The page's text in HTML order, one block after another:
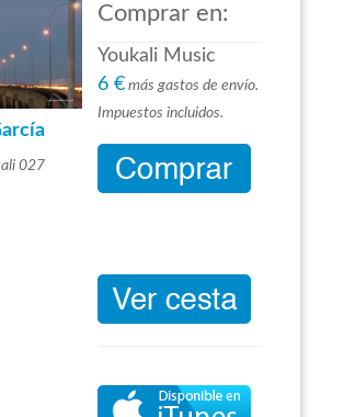
027
Comprar en:
Youkali Music
6 € más gastos de envío.
Impuestos incluidos.